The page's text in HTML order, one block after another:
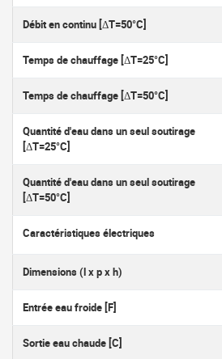
Débit en continu [ΔT=50°C]
Temps de chauffage [ΔT=25°C]
Temps de chauffage [ΔT=50°C]
Quantité d'eau dans un seul soutirage
[ΔT=25°C]
Quantité d'eau dans un seul soutirage
[ΔT=50°C]
Caractéristiques électriques
Dimensions (l x p x h)
Entrée eau froide [F]
Sortie eau chaude [C]